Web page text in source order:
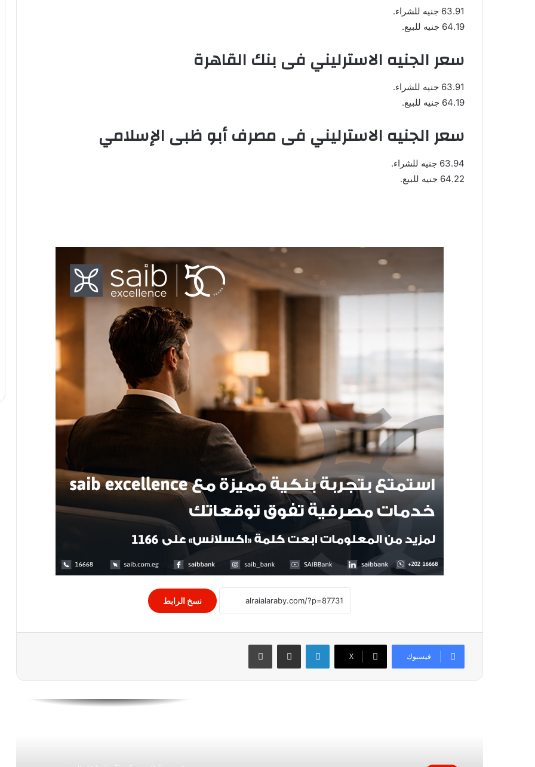
63.91 جنيه للشراء.
64.19 جنيه للبيع.
سعر الجنيه الاسترليني فى بنك القاهرة
63.91 جنيه للشراء.
64.19 جنيه للبيع.
سعر الجنيه الاسترليني فى مصرف أبو ظبى الإسلامي
63.94 جنيه للشراء.
64.22 جنيه للبيع.
نسخ الرابط
فيسبوك X
لينكدإن مشاركة عبر البريد طباعة
إستقرار سعر صرف الدولار الأمريكي مقابل
مؤشرات البورصة المصرية، تواصل تراجعها
بمنتصف تعاملات جلسة اليوم الخميس
أسعار الذهب اليوم فى مصر
ارتفاع جماعى لمؤشرات البورصة المصرية
بمستهل تعاملات جلسة منتصف الأسبوع
مليار دولار